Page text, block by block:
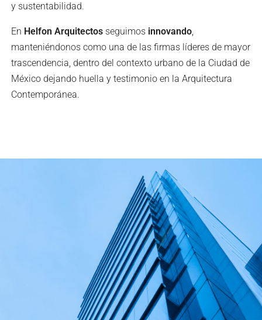
y sustentabilidad.
En Helfon Arquitectosseguimos innovando,
manteniéndonos como una de las firmas líderes de mayor
trascendencia, dentro del contexto urbano de la Ciudad de
México dejando huella y testimonio en la Arquitectura
Contemporánea.